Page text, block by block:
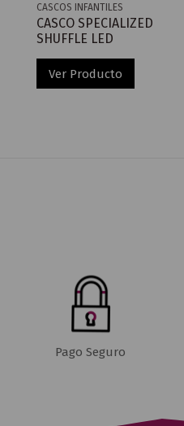
CASCOS INFANTILES
CASCO SPECIALIZED
SHUFFLE LED
Ver Producto
Pago Seguro